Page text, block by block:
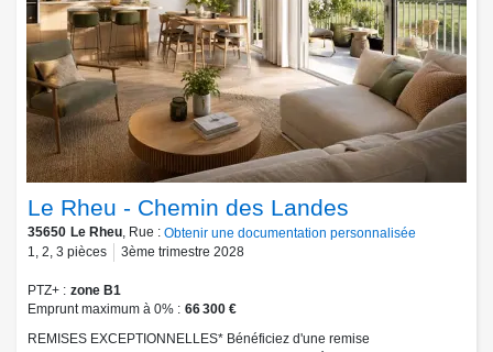
Le Rheu - Chemin des Landes
35650 Le Rheu, Rue : Obtenir une documentation personnalisée
1, 2, 3 pièces 3ème trimestre 2028
PTZ+
zone B1
Emprunt maximum à 0%
66 300 €
REMISES EXCEPTIONNELLES* Bénéficiez d'une remise